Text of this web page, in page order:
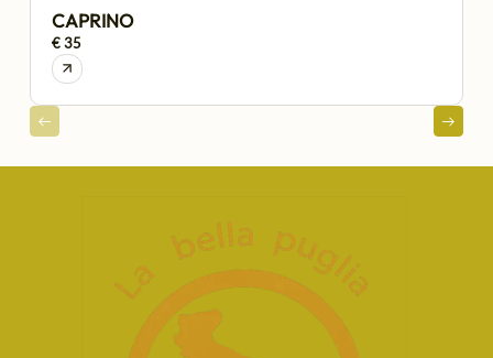
CAPRINO
€ 35